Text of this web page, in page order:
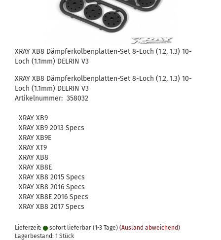
XRAY XB8 Dämpferkolbenplatten-Set 8-Loch (1.2, 1.3) 10-
Loch (1.1mm) DELRIN V3
XRAY XB8 Dämpferkolbenplatten-Set 8-Loch (1.2, 1.3) 10-
Loch (1.1mm) DELRIN V3
Artikelnummer: 358032
XRAY XB9
XRAY XB9 2013 Specs
XRAY XB9E
XRAY XT9
XRAY XB8
XRAY XB8E
XRAY XB8 2015 Specs
XRAY XB8 2016 Specs
XRAY XB8E 2016 Specs
XRAY XB8 2017 Specs
Lieferzeit: sofort lieferbar (1-3 Tage) (Ausland abweichend)
Lagerbestand: 1 Stück